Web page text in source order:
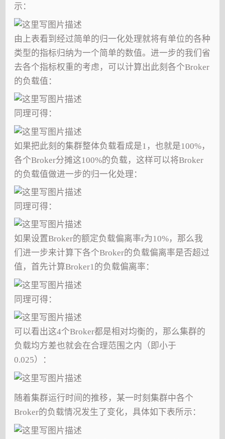
示：
由上表看到经过简单的归一化处理就将有单位的各种
类型的指标归纳为一个简单的数值。进一步的我们省
去各个指标权重的考虑，可以计算出此刻各个Broker
的负载值：
同理可得：
如果把此刻的集群整体负载看成是1，也就是100%，
各个Broker分摊这100%的负载，这样可以将Broker
的负载值做进一步的归一化处理：
同理可得：
如果设置Broker的额定负载偏离率r为10%，那么我
们进一步来计算下各个Broker的负载偏离率是否超过
值，首先计算Broker1的负载偏离率：
同理可得：
可以看出这4个Broker都是相对均衡的，那么集群的
负载均方差也就会在合理范围之内（即小于
0.025）：
随着集群运行时间的推移，某一时刻集群中各个
Broker的负载情况发生了变化，具体如下表所示：